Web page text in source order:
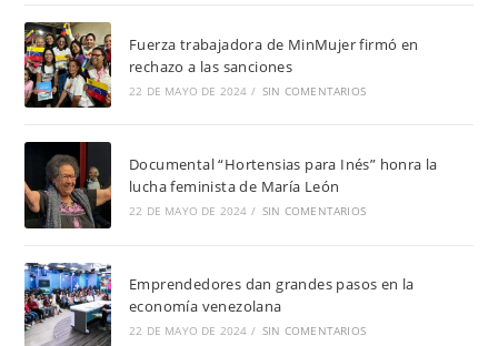
Fuerza trabajadora de MinMujer firmó en
rechazo a las sanciones
22 DE MAYO DE 2024 / SIN COMENTARIOS
Documental “Hortensias para Inés” honra la
lucha feminista de María León
22 DE MAYO DE 2024 / SIN COMENTARIOS
Emprendedores dan grandes pasos en la
economía venezolana
22 DE MAYO DE 2024 / SIN COMENTARIOS